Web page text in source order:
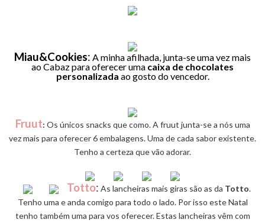
Miau&Cookies: A minha afilhada, junta-se uma vez mais
ao Cabaz para oferecer uma caixa de chocolates
personalizada ao gosto do vencedor.
Fruut: Os únicos snacks que como. A fruut junta-se a nós uma
vez mais para oferecer 6 embalagens. Uma de cada sabor existente.
Tenho a certeza que vão adorar.
Totto: As lancheiras mais giras são as da Totto.
Tenho uma e anda comigo para todo o lado. Por isso este Natal
tenho também uma para vos oferecer. Estas lancheiras vêm com